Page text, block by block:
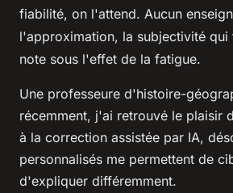
fiabilité, on l'attend. Aucun
l'approximation, la subjectivité qui
note sous l'effet de la fatigue.
Une professeure d'histoire-
récemment, j'ai retrouvé le plaisir
à la correction assistée par IA,
personnalisés me permettent de
d'expliquer différemment.